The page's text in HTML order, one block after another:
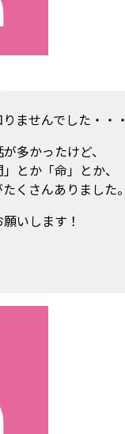
ませんでした・・・
多かったけど、
とか「命」とか、
くさんありました。
いします！